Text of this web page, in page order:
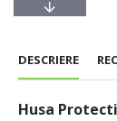
DESCRIERE
Husa